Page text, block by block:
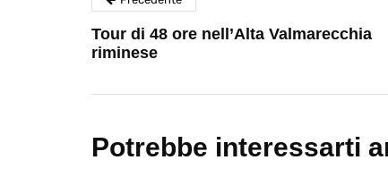
Tour di 48 ore nell’Alta Valmarecchia
riminese
Potrebbe interessarti